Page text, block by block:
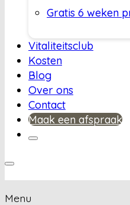
Gratis 6 weken
Vitaliteitsclub
Kosten
Blog
Over ons
Contact
Maak een afspraak
Menu